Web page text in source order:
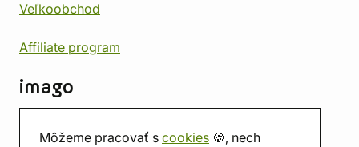
Môžeme pracovať s cookies 🍪, nech
Veľkoobchod
Affiliate program
imago
Predajňa